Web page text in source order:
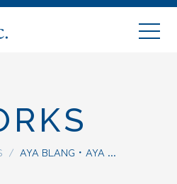
TOP
/ AYA BLANG・AYA ...